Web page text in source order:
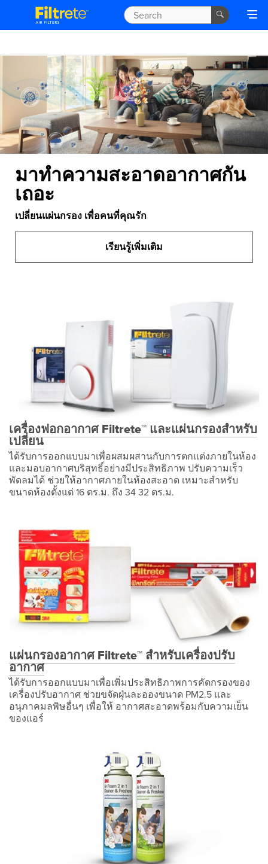
มาทำความสะอาดอากาศกัน
เถอะ
เปลี่ยนแผ่นกรอง เพื่อคนที่คุณรัก
เรียนรู้เพิ่มเติม
เครื่องฟอกอากาศ Filtrete™ และแผ่นกรองสำหรับ
เปลี่ยน
ได้รับการออกแบบมาเพื่อผสมผสานกับการตกแต่งภายในห้อง
และมอบอากาศบริสุทธิ์อย่างมีประสิทธิภาพ ปรับความเร็ว
พัดลมได้ ช่วยให้อากาศภายในห้องสะอาด เหมาะสำหรับ
ขนาดห้องตั้งแต่ 16 ตร.ม. ถึง 34 32 ตร.ม.
แผ่นกรองอากาศ Filtrete™ สำหรับเครื่องปรับ
อากาศ
ได้รับการออกแบบมาเพื่อเพิ่มประสิทธิภาพการคัดกรองของ
เครื่องปรับอากาศ ช่วยขจัดฝุ่นละอองขนาด PM2.5 และ
อนุภาคมลพิษอื่นๆ เพื่อให้ อากาศสะอาดพร้อมกับความเย็น
ของแอร์